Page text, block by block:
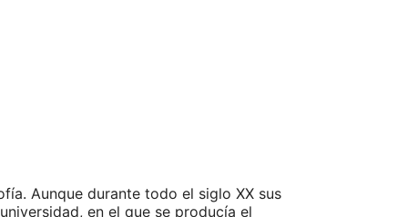
Aunque durante todo el siglo XX sus
en el que se producía el